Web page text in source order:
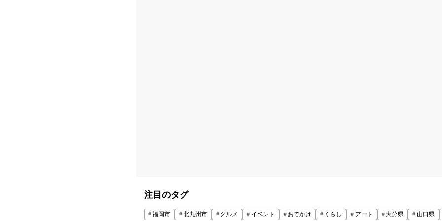
注目のタグ
福岡市 北九州市 グルメ イベント おでかけ くらし アート 大分県 山口県